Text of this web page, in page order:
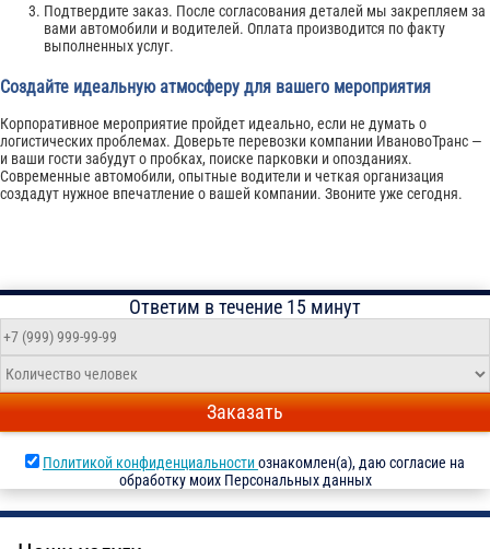
Подтвердите заказ. После согласования деталей мы закрепляем за
вами автомобили и водителей. Оплата производится по факту
выполненных услуг.
Создайте идеальную атмосферу для вашего мероприятия
Корпоративное мероприятие пройдет идеально, если не думать о
логистических проблемах. Доверьте перевозки компании ИвановоТранс —
и ваши гости забудут о пробках, поиске парковки и опозданиях.
Современные автомобили, опытные водители и четкая организация
создадут нужное впечатление о вашей компании. Звоните уже сегодня.
Ответим в течение 15 минут
Заказать
Политикой конфиденциальностиознакомлен(а), даю согласие на
обработку моих Персональных данных